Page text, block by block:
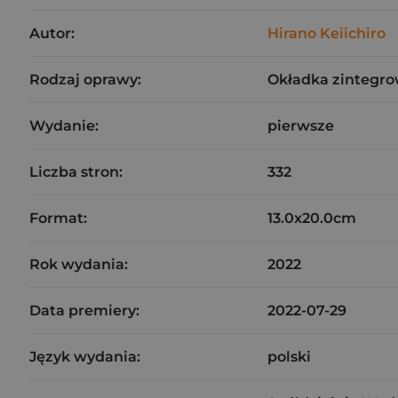
Autor: Hirano Keiichiro
Rodzaj oprawy: Okładka
Wydanie: pierwsze
Liczba stron: 332
Format: 13.0x20.0cm
Rok wydania: 2022
Data premiery: 2022-07-29
Język wydania: polski